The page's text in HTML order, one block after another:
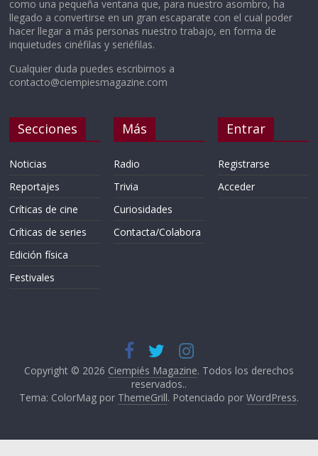
como una pequeña ventana que, para nuestro asombro, ha
llegado a convertirse en un gran escaparate con el cual poder
hacer llegar a más personas nuestro trabajo, en forma de
inquietudes cinéfilas y seriéfilas.
Cualquier duda puedes escribirnos a
contacto@ciempiesmagazine.com
Secciones
Noticias
Reportajes
Críticas de cine
Críticas de series
Edición física
Festivales
Más
Radio
Trivia
Curiosidades
Contacta/Colabora
Entrar
Registrarse
Acceder
Copyright © 2026 Ciempiés Magazine. Todos los derechos
reservados..
Tema: ColorMag por ThemeGrill. Potenciado por WordPress.